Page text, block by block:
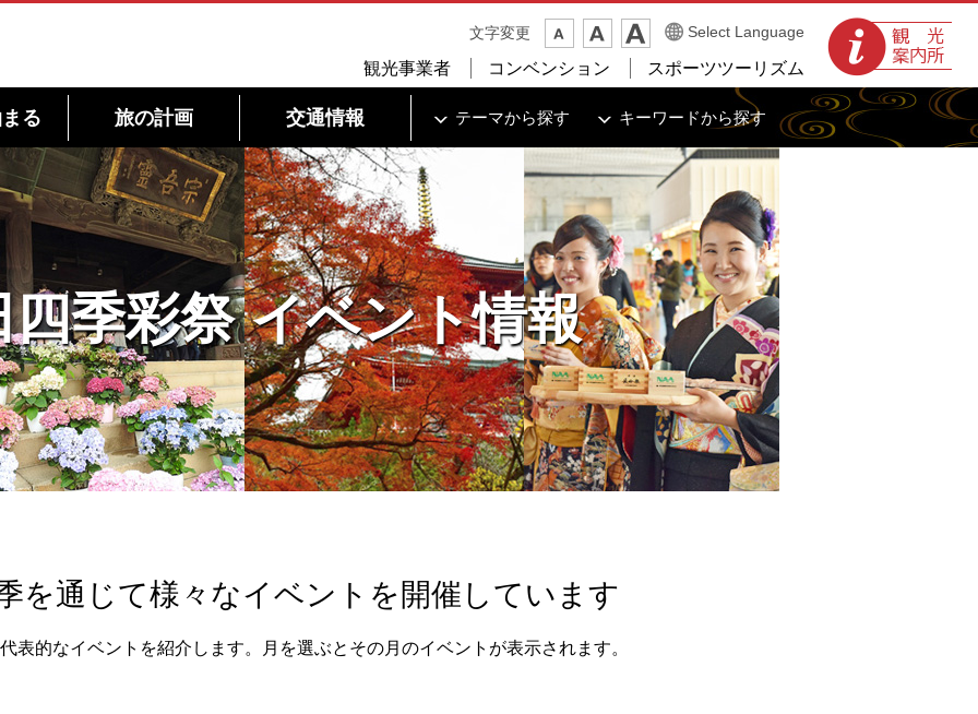
観光案内所
文字変更 Select Language
観光事業者 コンベンション スポーツツーリズム
る 旅の計画 交通情報 テーマから探す キーワードから探す
四季彩祭 イベント情報
を通じて様々なイベントを開催しています
表的なイベントを紹介します。月を選ぶとその月のイベントが表示されます。